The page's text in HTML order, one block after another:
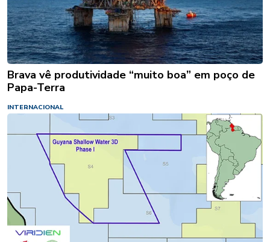
Brava vê produtividade “muito boa” em poço de
Papa-Terra
INTERNACIONAL